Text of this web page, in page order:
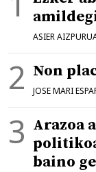
ASIER
Non
JOSE MARI
Arazoa
baino